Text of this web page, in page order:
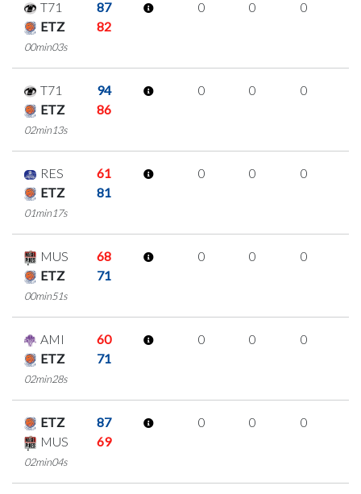
T71
87
ETZ
82
00min03s
0 0 0
T71
94
ETZ
86
02min13s
0 0 0
RES
61
ETZ
81
01min17s
0 0 0
MUS
68
ETZ
71
00min51s
0 0 0
AMI
60
ETZ
71
02min28s
0 0 0
ETZ
87
MUS
69
02min04s
0 0 0